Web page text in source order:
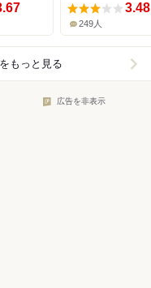
3.48
249人
もっと見る
広告を非表示